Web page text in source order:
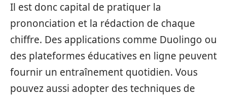
Il est donc capital de pratiquer la
prononciation et la rédaction de chaque
chiffre. Des applications comme Duolingo ou
des plateformes éducatives en ligne peuvent
fournir un entraînement quotidien. Vous
pouvez aussi adopter des techniques de